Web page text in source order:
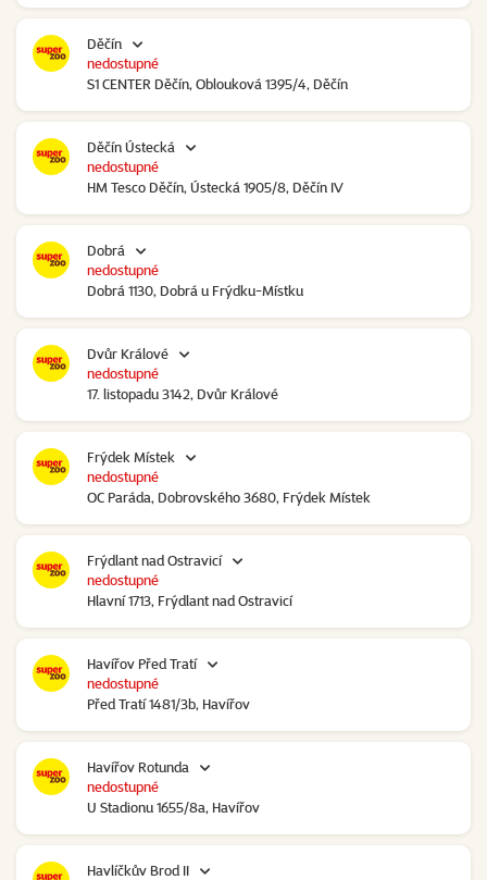
Děčín
S1 CENTER Děčín, Oblouková 1395/4, Děčín
nedostupné
Děčín Ústecká
HM Tesco Děčín, Ústecká 1905/8, Děčín IV
nedostupné
Dobrá
Dobrá 1130, Dobrá u Frýdku-Místku
nedostupné
Dvůr Králové
17. listopadu 3142, Dvůr Králové
nedostupné
Frýdek Místek
OC Paráda, Dobrovského 3680, Frýdek Místek
nedostupné
Frýdlant nad Ostravicí
Hlavní 1713, Frýdlant nad Ostravicí
nedostupné
Havířov Před Tratí
Před Tratí 1481/3b, Havířov
nedostupné
Havířov Rotunda
U Stadionu 1655/8a, Havířov
nedostupné
Havlíčkův Brod II